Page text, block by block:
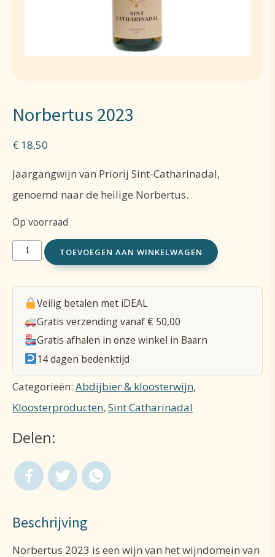
Norbertus 2023
€ 18,50
Jaargangwijn van Priorij Sint-Catharinadal,
genoemd naar de heilige Norbertus.
Op voorraad
Norbertus
aantal
TOEVOEGEN AAN WINKELWAGEN
Veilig betalen met iDEAL
Gratis verzending vanaf € 50,00
Gratis afhalen in onze winkel in Baarn
14 dagen bedenktijd
Categorieën: Abdijbier & kloosterwijn,
Kloosterproducten, Sint Catharinadal
Delen:
Beschrijving
Norbertus 2023 is een wijn van het wijndomein van